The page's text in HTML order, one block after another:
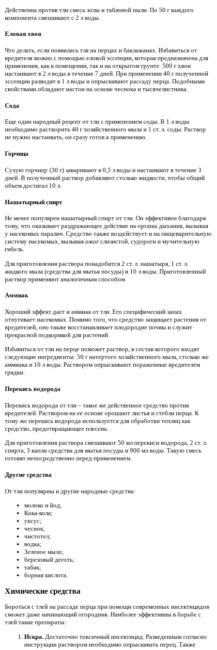
Действенна против тли смесь золы и табачной пыли. По 50 г каждого
компонента смешивают с 2 л воды.
Еловая хвоя
Что делать, если появилась тля на перцах и баклажанах. Избавиться от
вредителя можно с помощью еловой эссенции, которая предназначена для
применения, как в помещении, так и на открытом грунте. 500 г хвои
настаивают в 2 л воды в течение 7 дней. При применении 40 г полученной
эссенции разводят в 1 л воды и опрыскивают рассаду перца. Подобными
свойствами обладают настои на основе чеснока и тысячелистника.
Сода
Еще один народный рецепт от тли с применением соды. В 1 л воды
необходимо растворить 40 г хозяйственного мыла и 1 ст. л. соды. Раствор
не нужно настаивать, он сразу готов к применению.
Горчица
Сухую горчицу (30 г) заваривают в 0,5 л воды и настаивают в течение 3
дней. В полученный раствор добавляют столько жидкости, чтобы общий
объем достигал 10 л.
Нашатырный спирт
Не менее популярен нашатырный спирт от тли. Он эффективен благодаря
тому, что оказывает раздражающее действие на органы дыхания, вызывая
у насекомых паралич. Средство также воздействует и на пищеварительную
систему насекомых, вызывая ожог слизистой, судороги и мучительную
гибель.
Для приготовления раствора понадобится 2 ст. л. нашатыря, 1 ст. л.
жидкого мыла (средства для мытья посуды) и 10 л воды. Приготовленный
раствор применяют аналогичным способом.
Аммиак
Хороший эффект дает и аммиак от тли. Его специфический запах
отпугивает насекомых. Помимо того, что средство защищает растения от
вредителей, оно также восстанавливает плодородие почвы и служит
прекрасной подкормкой для растений.
Избавиться от тли на перце поможет раствор, в состав которого входят
следующие ингредиенты: 50 г натертого хозяйственного мыла, столько же
аммиака и 10 л воды. Раствором опрыскивают пораженные вредителем
грядки.
Перекись водорода
Перекись водорода от тли – такое же действенное средство против
вредителей. Раствором на ее основе орошают листья и стебли перца. К
тому же перекись водорода используется для обработки теплиц как
средство, предотвращающее плесень.
Для приготовления раствора смешивают 50 мл перекиси водорода, 2 ст. л.
спирта, 3 капли средства для мытья посуды и 900 мл воды. Такую смесь
готовят непосредственно перед применением.
Другие средства
От тли популярны и другие народные средства:
молоко и йод;
Кока-кола;
уксус;
чеснок;
чистотел;
водка;
Зеленое мыло;
березовый деготь;
табак;
борная кислота.
Химические средства
Бороться с тлей на рассаде перца при помощи современных инсектицидов
сможет даже начинающий огородник. Наиболее эффективны в борьбе с
тлей такие препараты:
Искра. Достаточно токсичный инсектицид. Разведенным согласно
инструкции раствором необходимо опрыскивать перец. Также